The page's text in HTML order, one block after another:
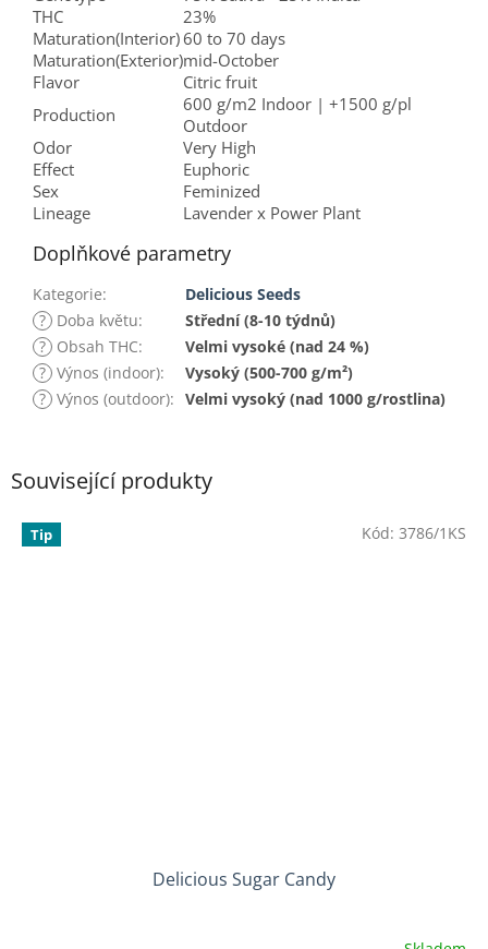
Související produkty
Tip
Delicious Sugar Candy
Kód: 3786/1KS
THC
23%
Maturation(Interior)60 to 70 days
Maturation(Exterior)mid-October
Flavor
Citric fruit
Production
600 g/m2 Indoor | +1500 g/pl
Outdoor
Odor
Very High
Effect
Euphoric
Sex
Feminized
Lineage
Lavender x Power Plant
Doplňkové parametry
Kategorie:
Delicious Seeds
? Doba květu:
Střední (8-10 týdnů)
? Obsah THC:
Velmi vysoké (nad 24 %)
? Výnos (indoor):
Vysoký (500-700 g/m²)
? Výnos (outdoor): Velmi vysoký (nad 1000 g/rostlina)